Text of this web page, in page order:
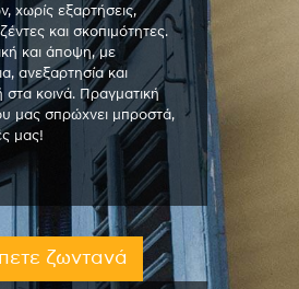
χωρίς εξαρτήσεις,
και σκοπιμότητες.
και άποψη, με
ανεξαρτησία και
στα κοινά. Πραγματική
μας σπρώχνει μπροστά,
μας!
ζωντανά